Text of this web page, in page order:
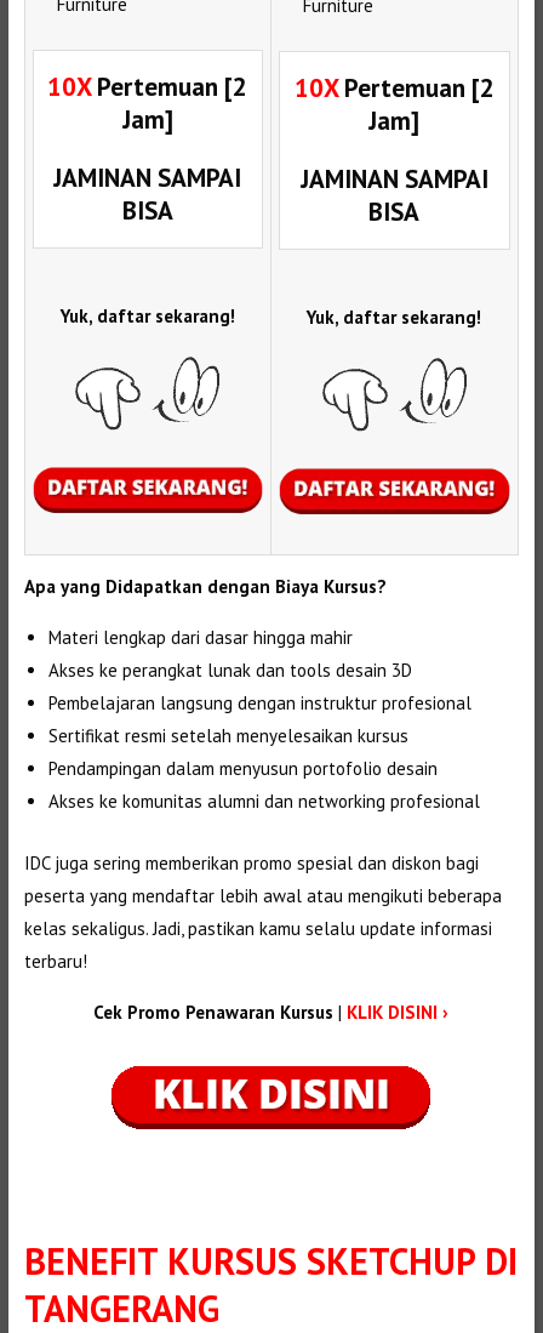
10XPertemuan [2
Jam]
JAMINAN SAMPAI
BISA
Yuk, daftar sekarang!
Furniture
10XPertemuan [2
Jam]
JAMINAN SAMPAI
BISA
Yuk, daftar sekarang!
Apa yang Didapatkan dengan Biaya Kursus?
Materi lengkap dari dasar hingga mahir
Akses ke perangkat lunak dan tools desain 3D
Pembelajaran langsung dengan instruktur profesional
Sertifikat resmi setelah menyelesaikan kursus
Pendampingan dalam menyusun portofolio desain
Akses ke komunitas alumni dan networking profesional
IDC juga sering memberikan promo spesial dan diskon bagi
peserta yang mendaftar lebih awal atau mengikuti beberapa
kelas sekaligus. Jadi, pastikan kamu selalu update informasi
terbaru!
Cek Promo Penawaran Kursus| KLIK DISINI ›
BENEFIT KURSUS SKETCHUP DI
TANGERANG